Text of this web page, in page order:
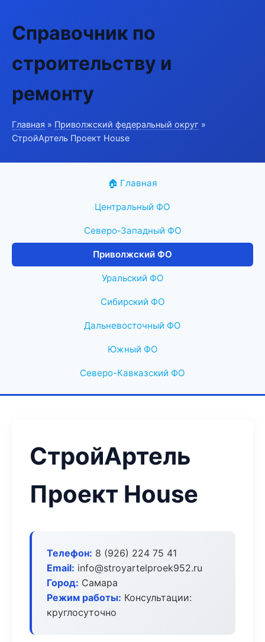
Справочник по
строительству и
ремонту
Главная » Приволжский федеральный округ »
СтройАртель Проект House
🏠 Главная
Центральный ФО
Северо-Западный ФО
Приволжский ФО
Уральский ФО
Сибирский ФО
Дальневосточный ФО
Южный ФО
Северо-Кавказский ФО
СтройАртель
Проект House
Телефон: 8 (926) 224 75 41
Email: info@stroyartelproek952.ru
Город: Самара
Режим работы: Консультации:
круглосуточно